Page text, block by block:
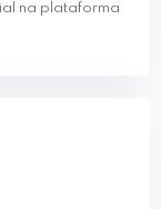
na plataforma